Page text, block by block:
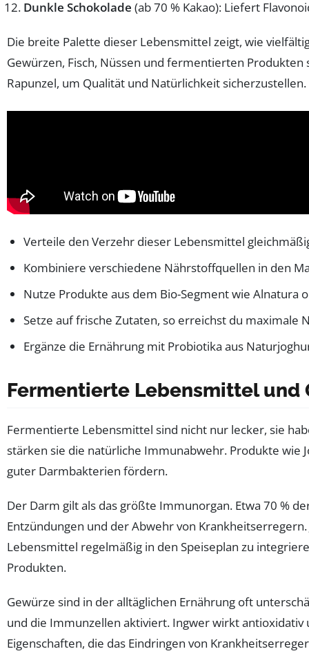
Dunkle Schokolade (ab 70 % Kakao): Liefert
Die breite Palette dieser Lebensmittel zeigt, wie
Gewürzen, Fisch, Nüssen und fermentierten
Rapunzel, um Qualität und Natürlichkeit sicherzustellen.
Verteile den Verzehr dieser Lebensmittel
Kombiniere verschiedene Nährstoffquellen in den
Nutze Produkte aus dem Bio-Segment wie Alnatura
Setze auf frische Zutaten, so erreichst du maximale
Ergänze die Ernährung mit Probiotika aus
Fermentierte Lebensmittel
Fermentierte Lebensmittel sind nicht nur lecker, sie
stärken sie die natürliche Immunabwehr. Produkte wie
guter Darmbakterien fördern.
Der Darm gilt als das größte Immunorgan. Etwa 70 %
Entzündungen und der Abwehr von
Lebensmittel regelmäßig in den Speiseplan zu
Produkten.
Gewürze sind in der alltäglichen Ernährung oft
und die Immunzellen aktiviert. Ingwer wirkt
Eigenschaften, die das Eindringen von